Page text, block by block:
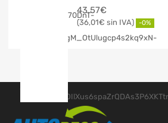
43,57€
36,01€ -0%